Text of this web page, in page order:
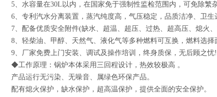
5、水容量在30L以内，在国家免于强制性监检范围内，可免除
6、专利汽水分离装置，蒸汽纯度高，气压稳定，品质洁净、卫生
7、配备优质安全附件(缺水、超温、超压、过热、超高压、熄火
8、轻柴油、甲醇、天然气、液化气等多种燃料可互换，燃料选择
9、厂家免费上门安装、调试及操作培训，终身质保，无后顾之忧!
◆工作原理：锅炉本体采用三回程设计，热效较极高 。
产品运行无污染、无噪音、属绿色环保产品。
配有熄火保护，缺水保护，超高温保护，提供全面的安全保护。